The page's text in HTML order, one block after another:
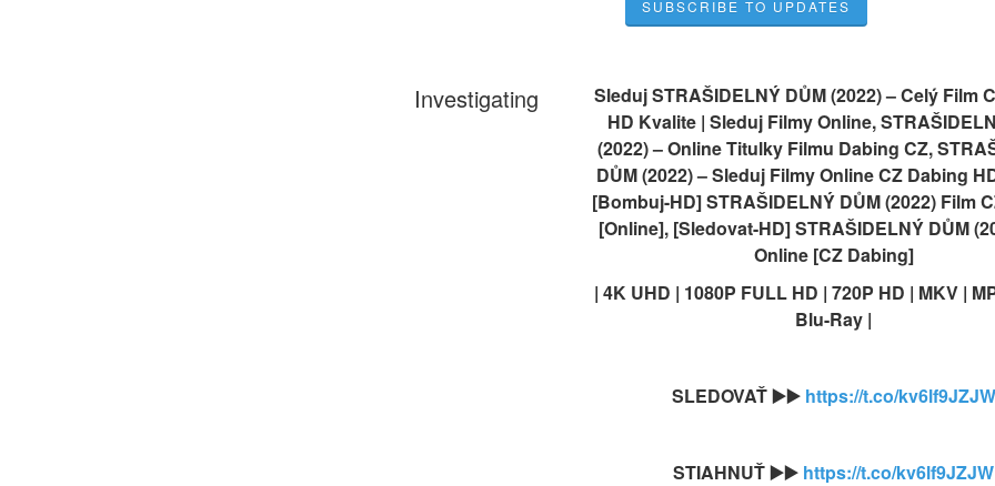
SUBSCRIBE TO UPDATES
Investigating
Sleduj STRAŠIDELNÝ DŮM (2022) – Celý Film
HD Kvalite | Sleduj Filmy Online,
(2022) – Online Titulky Filmu Dabing CZ,
DŮM (2022) – Sleduj Filmy Online CZ Dabing
[Bombuj-HD] STRAŠIDELNÝ DŮM (2022) Film
[Online], [Sledovat-HD] STRAŠIDELNÝ DŮM
Online [CZ Dabing]
| 4K UHD | 1080P FULL HD | 720P HD | MKV |
Blu-Ray |
SLEDOVAŤ ▶️▶️ https://t.co/kv6lf9JZJW
STIAHNUŤ ▶️▶️ https://t.co/kv6lf9JZJW